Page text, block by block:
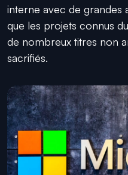
interne avec de grandes
que les projets connus
de nombreux titres non
sacrifiés.